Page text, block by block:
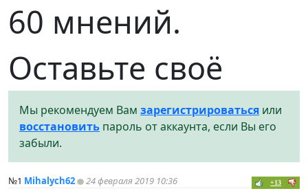
60 мнений.
Оставьте своё
Мы рекомендуем Вам зарегистрироваться или
восстановить пароль от аккаунта, если Вы его
забыли.
№1 Mihalych62 24 февраля 2019 10:36 +13